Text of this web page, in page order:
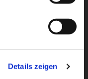
Details zeigen